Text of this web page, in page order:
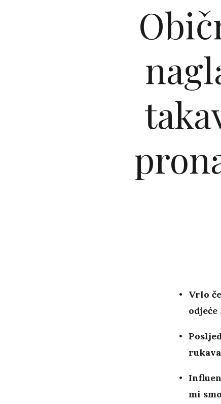
Vrlo
mi